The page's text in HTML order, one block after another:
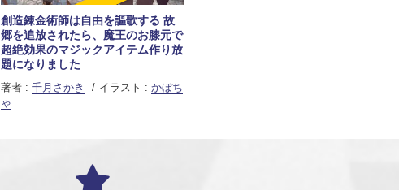
創造錬金術師は自由を謳歌する 故
郷を追放されたら、魔王のお膝元で
超絶効果のマジックアイテム作り放
題になりました
著者 : 千月さかき イラスト : かぼち
ゃ